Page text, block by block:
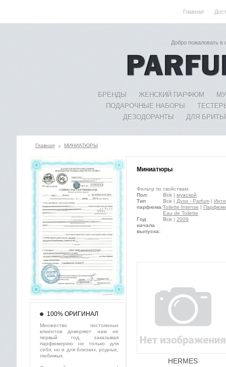
Главная
Добро пожаловать
БРЕНДЫ ЖЕНСКИЙ ПАРФЮМ
ПОДАРОЧНЫЕ НАБОРЫ
ДЕЗОДОРАНТЫ
ДЛЯ
Главная МИНИАТЮРЫ
Миниатюры
Фильтр по свойствам:
Пол:
Все | мужской
Тип
парфюма:
Все | Духи - Parfum |
Toilette Intense |
Eau de Toilette
Год
начала
выпуска:
Все | 2009
HERMES
100% ОРИГИНАЛ
Множество постоянных
клиентов доверяют нам не
первый год, заказывая
парфюмерию не только для
себя, но и для близких, родных,
любимых.